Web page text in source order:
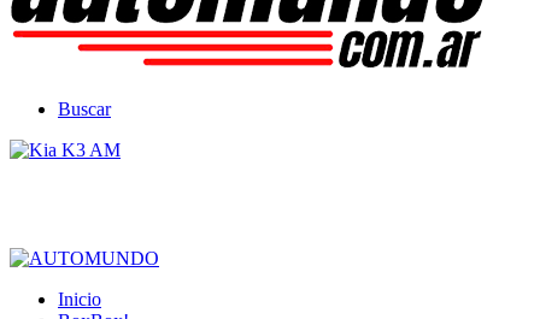
Buscar
Inicio